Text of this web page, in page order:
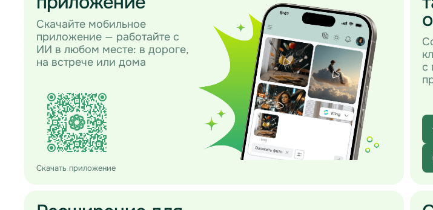
Скачайте мобильное
приложение — работайте с
ИИ в любом месте: в дороге,
на встрече или дома
Скачать приложение
с